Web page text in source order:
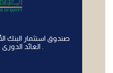
صندوق استثمار البنك